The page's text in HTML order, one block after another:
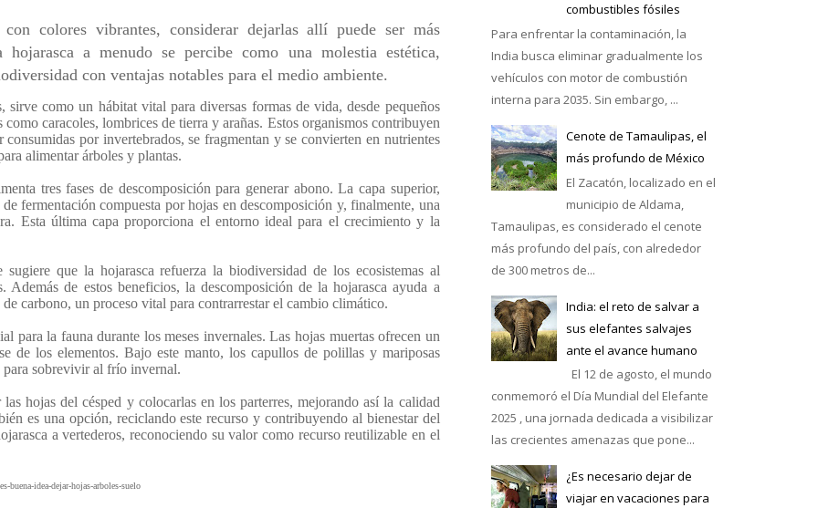
colores vibrantes, considerar dejarlas allí puede ser más
a menudo se percibe como una molestia estética,
con ventajas notables para el medio ambiente.
sirve como un hábitat vital para diversas formas de vida, desde pequeños
caracoles, lombrices de tierra y arañas. Estos organismos contribuyen
por invertebrados, se fragmentan y se convierten en nutrientes
alimentar árboles y plantas.
tres fases de descomposición para generar abono. La capa superior,
fermentación compuesta por hojas en descomposición y, finalmente, una
Esta última capa proporciona el entorno ideal para el crecimiento y la
que la hojarasca refuerza la biodiversidad de los ecosistemas al
de estos beneficios, la descomposición de la hojarasca ayuda a
carbono, un proceso vital para contrarrestar el cambio climático.
para la fauna durante los meses invernales. Las hojas muertas ofrecen un
de los elementos. Bajo este manto, los capullos de polillas y mariposas
para sobrevivir al frío invernal.
hojas del césped y colocarlas en los parterres, mejorando así la calidad
es una opción, reciclando este recurso y contribuyendo al bienestar del
a vertederos, reconociendo su valor como recurso reutilizable en el
buena-idea-dejar-hojas-arboles-suelo
combustibles fósiles
Para enfrentar la contaminación, la
India busca eliminar gradualmente los
vehículos con motor de combustión
interna para 2035. Sin embargo, ...
Cenote de Tamaulipas, el
más profundo de México
El Zacatón, localizado en el
municipio de Aldama,
Tamaulipas, es considerado el cenote
más profundo del país, con alrededor
de 300 metros de...
India: el reto de salvar a
sus elefantes salvajes
ante el avance humano
El 12 de agosto, el mundo
conmemoró el Día Mundial del Elefante
2025 , una jornada dedicada a visibilizar
las crecientes amenazas que pone...
¿Es necesario dejar de
viajar en vacaciones para